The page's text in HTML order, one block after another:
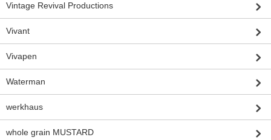
Vintage Revival Productions
Vivant
Vivapen
Waterman
werkhaus
whole grain MUSTARD